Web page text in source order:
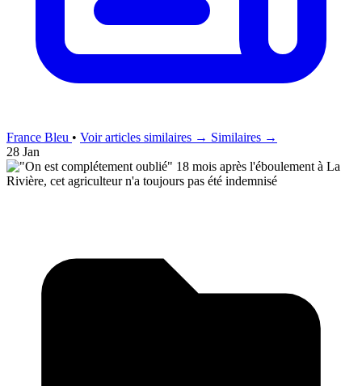
France Bleu • Voir articles similaires → Similaires →
28 Jan